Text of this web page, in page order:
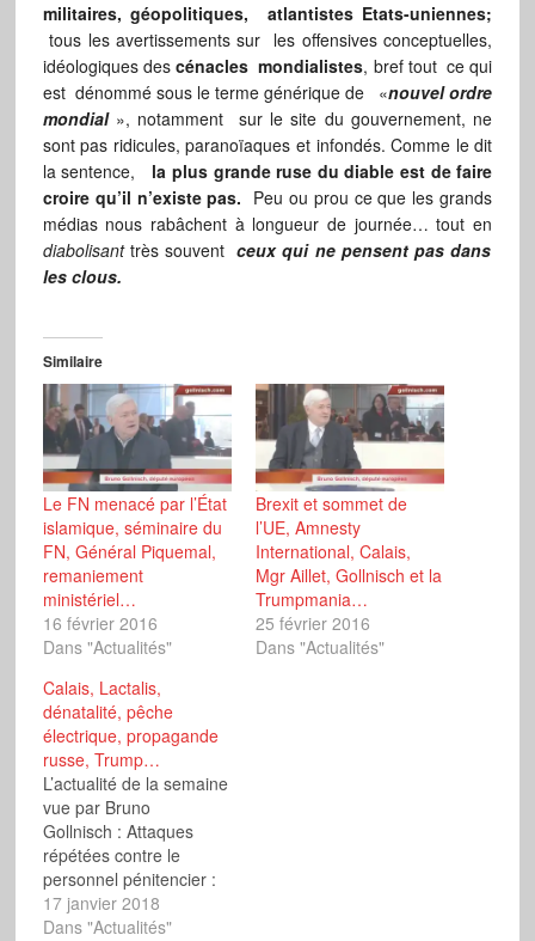
militaires, géopolitiques, atlantistes Etats-uniennes;
tous les avertissements sur les offensives conceptuelles,
idéologiques descénacles mondialistes, bref tout ce qui
est dénommé sous le terme générique de «nouvel ordre
mondial », notamment sur le site du gouvernement, ne
sont pas ridicules, paranoïaques et infondés. Comme le dit
la sentence, la plus grande ruse du diable est de faire
croire qu’il n’existe pas. Peu ou prou ce que les grands
médias nous rabâchent à longueur de journée… tout en
diabolisanttrès souventceux qui ne pensent pas dans
les clous.
Similaire
Le FN menacé par l’État
islamique, séminaire du
FN, Général Piquemal,
remaniement
ministériel…
16 février 2016
Dans "Actualités"
Brexit et sommet de
l’UE, Amnesty
International, Calais,
Mgr Aillet, Gollnisch et la
Trumpmania…
25 février 2016
Dans "Actualités"
Calais, Lactalis,
dénatalité, pêche
électrique, propagande
russe, Trump…
L’actualité de la semaine
vue par Bruno
Gollnisch : Attaques
répétées contre le
personnel pénitencier :
quelles solutions ?
Emmanuel Macron à
17 janvier 2018
Dans "Actualités"